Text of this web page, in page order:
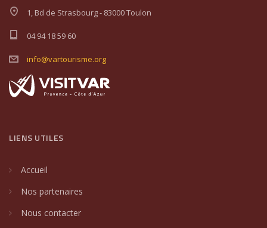
1, Bd de Strasbourg - 83000 Toulon
04 94 18 59 60
info@vartourisme.org
LIENS UTILES
Accueil
Nos partenaires
Nous contacter